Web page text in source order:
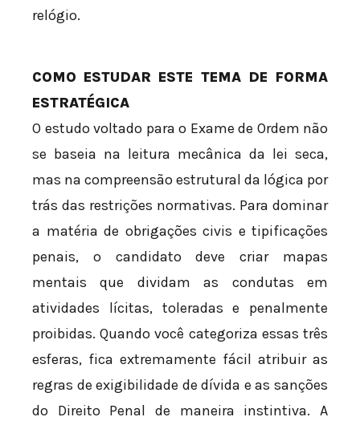
relógio.
COMO ESTUDAR ESTE TEMA DE FORMA
ESTRATÉGICA
O estudo voltado para o Exame de Ordem não
se baseia na leitura mecânica da lei seca,
mas na compreensão estrutural da lógica por
trás das restrições normativas. Para dominar
a matéria de obrigações civis e tipificações
penais, o candidato deve criar mapas
mentais que dividam as condutas em
atividades lícitas, toleradas e penalmente
proibidas. Quando você categoriza essas três
esferas, fica extremamente fácil atribuir as
regras de exigibilidade de dívida e as sanções
do Direito Penal de maneira instintiva. A